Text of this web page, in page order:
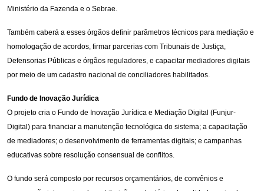
Ministério da Fazenda e o Sebrae.
Também caberá a esses órgãos definir parâmetros técnicos para mediação e
homologação de acordos, firmar parcerias com Tribunais de Justiça,
Defensorias Públicas e órgãos reguladores, e capacitar mediadores digitais
por meio de um cadastro nacional de conciliadores habilitados.
Fundo de Inovação Jurídica
O projeto cria o Fundo de Inovação Jurídica e Mediação Digital (Funjur-
Digital) para financiar a manutenção tecnológica do sistema; a capacitação
de mediadores; o desenvolvimento de ferramentas digitais; e campanhas
educativas sobre resolução consensual de conflitos.
O fundo será composto por recursos orçamentários, de convênios e